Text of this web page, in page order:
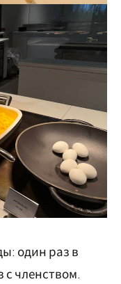
один раз в
с членством.